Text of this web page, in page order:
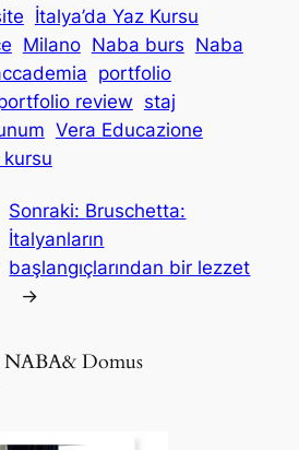
İtalya’da Yaz Kursu
Milano Naba burs Naba
portfolio
review
staj
Vera Educazione
Sonraki: Bruschetta:
İtalyanların
başlangıçlarından bir lezzet
→
Domus